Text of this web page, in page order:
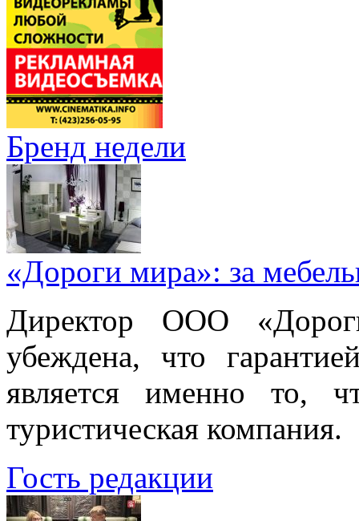
Бренд недели
«Дороги мира»: за
Директор ООО
убеждена, что
является именно то,
туристическая компания.
Гость редакции